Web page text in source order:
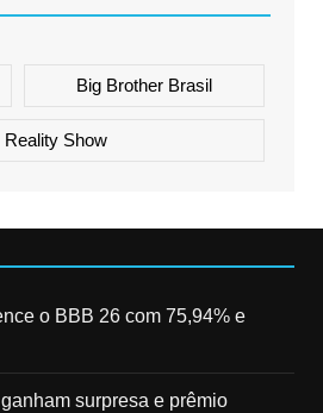
Big Brother Brasil
Reality Show
o BBB 26 com 75,94% e
surpresa e prêmio